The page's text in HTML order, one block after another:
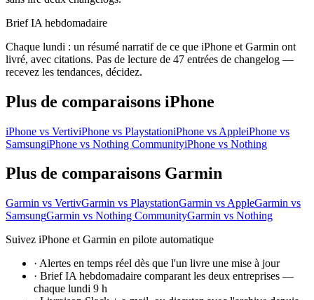
Brief IA hebdomadaire
Chaque lundi : un résumé narratif de ce que iPhone et Garmin ont
livré, avec citations. Pas de lecture de 47 entrées de changelog —
recevez les tendances, décidez.
Plus de comparaisons iPhone
iPhone vs VertiviPhone vs PlaystationiPhone vs AppleiPhone vs
SamsungiPhone vs Nothing CommunityiPhone vs Nothing
Plus de comparaisons Garmin
Garmin vs VertivGarmin vs PlaystationGarmin vs AppleGarmin vs
SamsungGarmin vs Nothing CommunityGarmin vs Nothing
Suivez iPhone et Garmin en pilote automatique
· Alertes en temps réel dès que l'un livre une mise à jour
· Brief IA hebdomadaire comparant les deux entreprises —
chaque lundi 9 h